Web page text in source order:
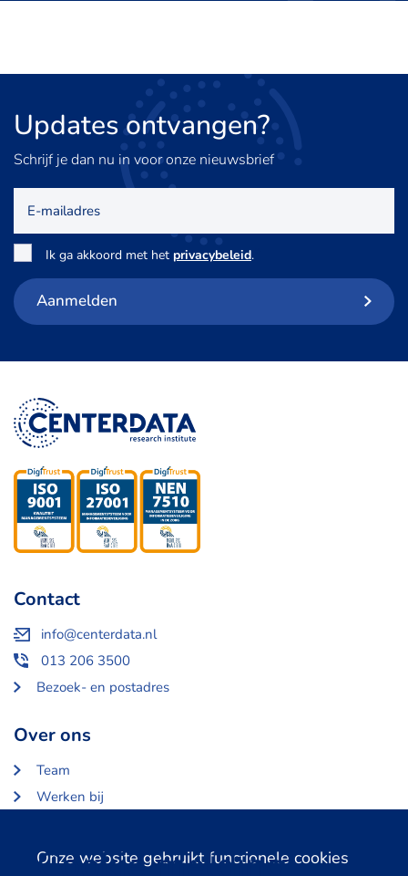
Cookie melding
Onze website gebruikt functionele cookies
Updates ontvangen?
Schrijf je dan nu in voor onze nieuwsbrief
mailadres
Toestemming
Ik ga akkoord met het privacybeleid.
Aanmelden
Contact
info@centerdata.nl
013 206 3500
Bezoek- en postadres
Over ons
Team
Werken bij
Partners en opdrachtgevers